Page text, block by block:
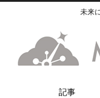
未来
記事